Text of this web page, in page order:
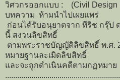
วิศวกรออกแบบ : (Civil Design
บทความ ห้ามนำไปเผยแพร่
ก่อนได้รับอนุยาตจาก ทีริช กรุ๊ป
นี้ สงวนลิขสิทธิ์
ตามพระราชบัญญัติลิขสิทธิ์ พ.ศ.
หมายฐานละเมิดลิขสิทธิ์
และจะถูกดำเนินคดีตามกฏหมาย